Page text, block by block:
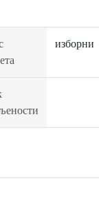
изборни